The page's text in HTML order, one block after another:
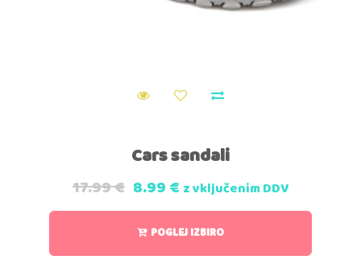
Cars sandali
17.99€ 8.99€ z vključenim DDV
POGLEJ IZBIRO